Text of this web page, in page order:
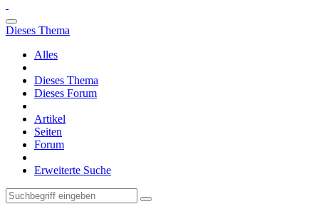
Dieses Thema
Alles
Dieses Thema
Dieses Forum
Artikel
Seiten
Forum
Erweiterte Suche